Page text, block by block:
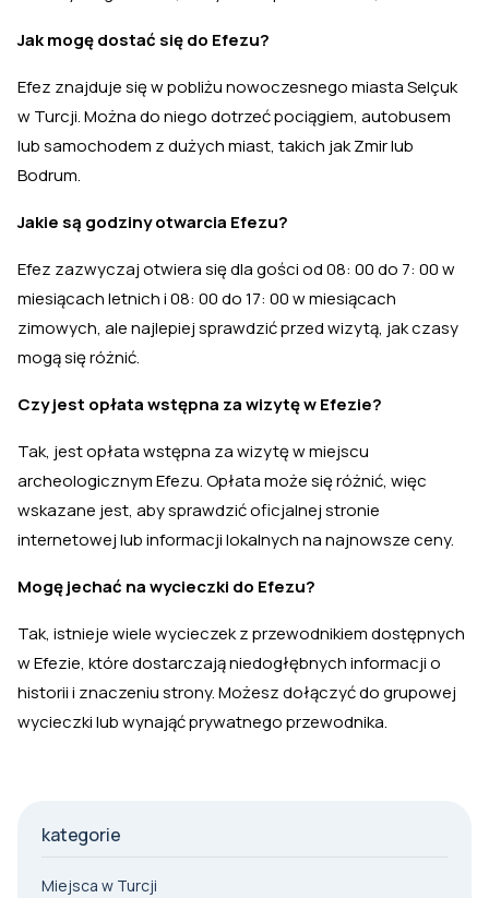
Jak mogę dostać się do Efezu?
Efez znajduje się w pobliżu nowoczesnego miasta Selçuk
w Turcji. Można do niego dotrzeć pociągiem, autobusem
lub samochodem z dużych miast, takich jak Zmir lub
Bodrum.
Jakie są godziny otwarcia Efezu?
Efez zazwyczaj otwiera się dla gości od 08: 00 do 7: 00 w
miesiącach letnich i 08: 00 do 17: 00 w miesiącach
zimowych, ale najlepiej sprawdzić przed wizytą, jak czasy
mogą się różnić.
Czy jest opłata wstępna za wizytę w Efezie?
Tak, jest opłata wstępna za wizytę w miejscu
archeologicznym Efezu. Opłata może się różnić, więc
wskazane jest, aby sprawdzić oficjalnej stronie
internetowej lub informacji lokalnych na najnowsze ceny.
Mogę jechać na wycieczki do Efezu?
Tak, istnieje wiele wycieczek z przewodnikiem dostępnych
w Efezie, które dostarczają niedogłębnych informacji o
historii i znaczeniu strony. Możesz dołączyć do grupowej
wycieczki lub wynająć prywatnego przewodnika.
kategorie
Miejsca w Turcji